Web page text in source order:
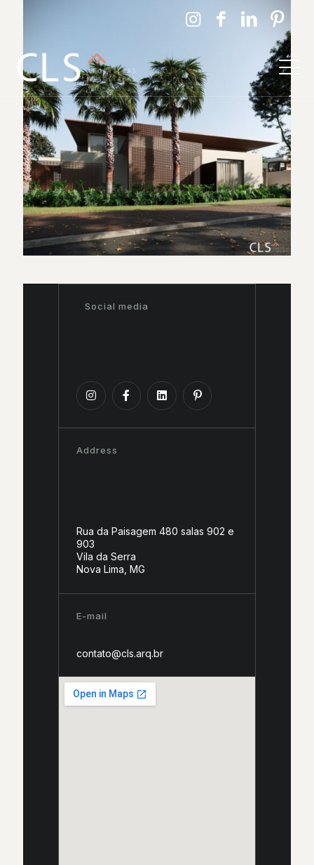
Social media
Address
Rua da Paisagem 480 salas 902 e
903
Vila da Serra
Nova Lima, MG
E-mail
contato@cls.arq.br